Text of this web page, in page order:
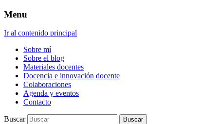
Menu
Ir al contenido principal
Sobre mí
Sobre el blog
Materiales docentes
Docencia e innovación docente
Colaboraciones
Agenda y eventos
Contacto
Buscar